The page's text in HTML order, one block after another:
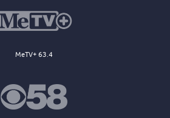
MeTV+ 63.4